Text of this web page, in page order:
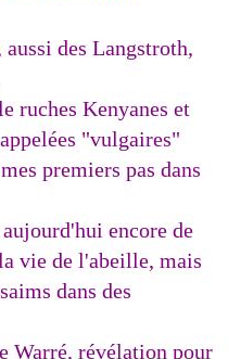
des Langstroth,
ruches Kenyanes et
"vulgaires"
premiers pas dans
encore de
vie de l'abeille, mais
dans des
Warré, révélation pour